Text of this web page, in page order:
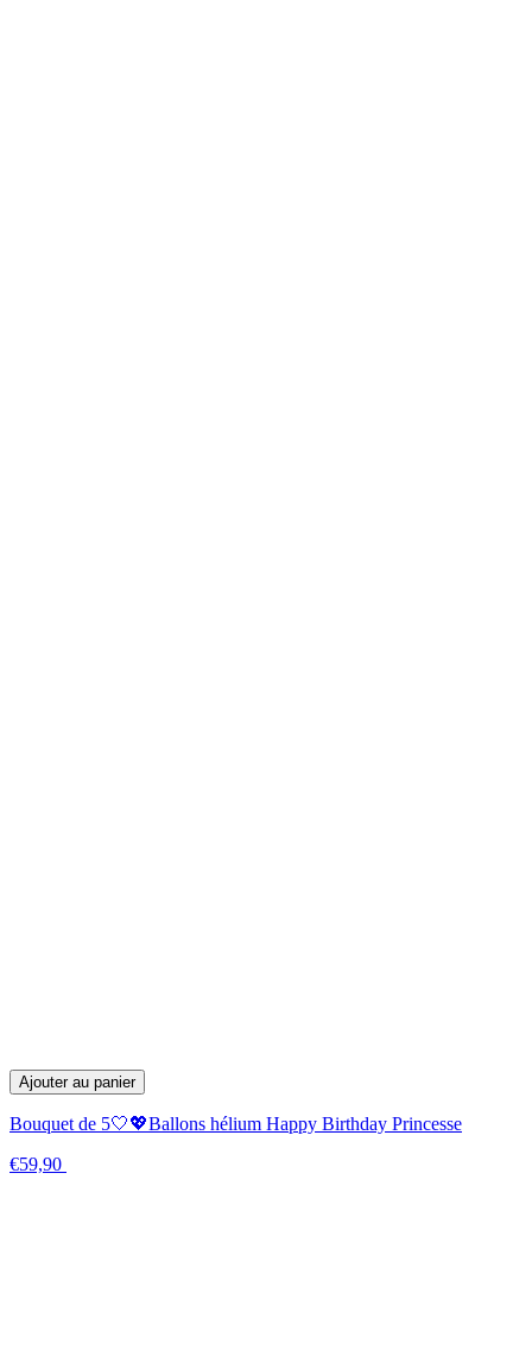
Ajouter au panier
Bouquet de 5🤍💖Ballons hélium Happy Birthday Princesse
€59,90